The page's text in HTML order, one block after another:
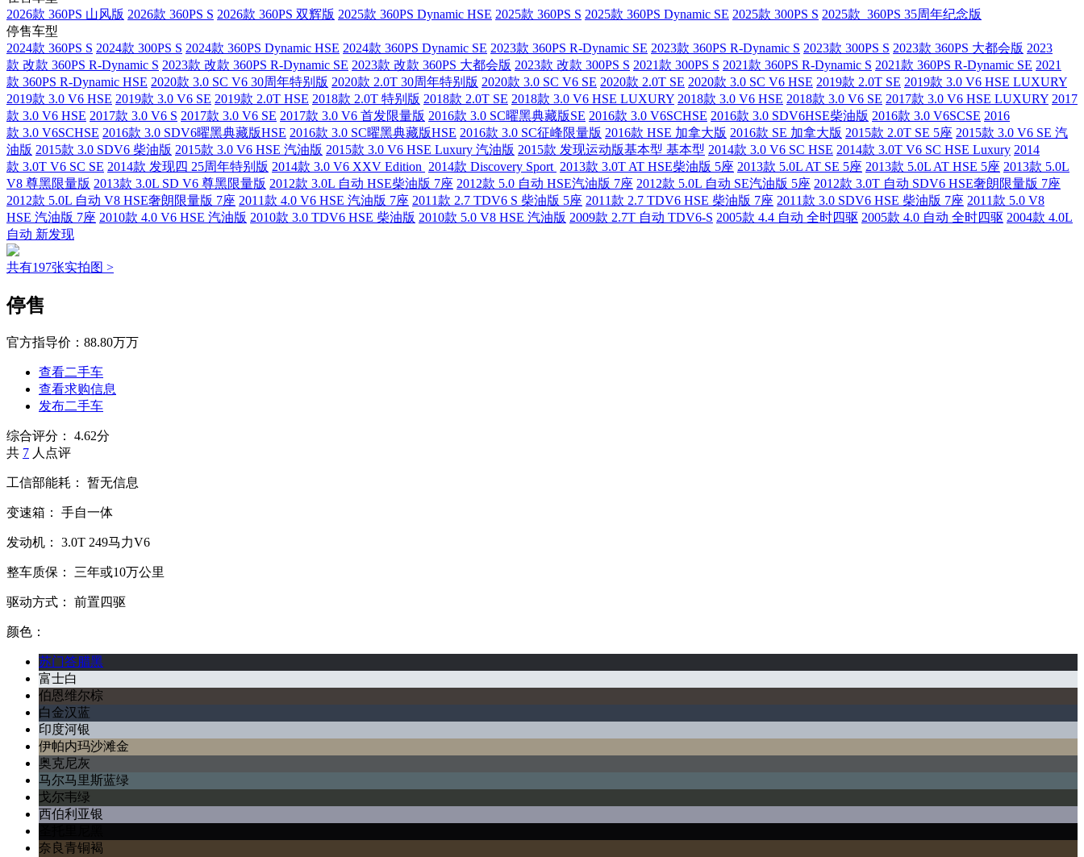
2026款 360PS 山风版 2026款 360PS S 2026款 360PS 双辉版 2025款 360PS Dynamic HSE 2025款 360PS S 2025款 360PS Dynamic SE 2025款 300PS S 2025款 360PS 35周年纪念版
停售车型
2024款 360PS S 2024款 300PS S 2024款 360PS Dynamic HSE 2024款 360PS Dynamic SE 2023款 360PS R-Dynamic SE 2023款 360PS R-Dynamic S 2023款 300PS S 2023款 360PS 大都会版 2023
款 改款 360PS R-Dynamic S 2023款 改款 360PS R-Dynamic SE 2023款 改款 360PS 大都会版 2023款 改款 300PS S 2021款 300PS S 2021款 360PS R-Dynamic S 2021款 360PS R-Dynamic SE 2021
款 360PS R-Dynamic HSE 2020款 3.0 SC V6 30周年特别版 2020款 2.0T 30周年特别版 2020款 3.0 SC V6 SE 2020款 2.0T SE 2020款 3.0 SC V6 HSE 2019款 2.0T SE 2019款 3.0 V6 HSE LUXURY
2019款 3.0 V6 HSE 2019款 3.0 V6 SE 2019款 2.0T HSE 2018款 2.0T 特别版 2018款 2.0T SE 2018款 3.0 V6 HSE LUXURY 2018款 3.0 V6 HSE 2018款 3.0 V6 SE 2017款 3.0 V6 HSE LUXURY 2017
款 3.0 V6 HSE 2017款 3.0 V6 S 2017款 3.0 V6 SE 2017款 3.0 V6 首发限量版 2016款 3.0 SC曜黑典藏版SE 2016款 3.0 V6SCHSE 2016款 3.0 SDV6HSE柴油版 2016款 3.0 V6SCSE 2016
款 3.0 V6SCHSE 2016款 3.0 SDV6曜黑典藏版HSE 2016款 3.0 SC曜黑典藏版HSE 2016款 3.0 SC征峰限量版 2016款 HSE 加拿大版 2016款 SE 加拿大版 2015款 2.0T SE 5座 2015款 3.0 V6 SE 汽
油版 2015款 3.0 SDV6 柴油版 2015款 3.0 V6 HSE 汽油版 2015款 3.0 V6 HSE Luxury 汽油版 2015款 发现运动版基本型 基本型 2014款 3.0 V6 SC HSE 2014款 3.0T V6 SC HSE Luxury 2014
款 3.0T V6 SC SE 2014款 发现四 25周年特别版 2014款 3.0 V6 XXV Edition 2014款 Discovery Sport 2013款 3.0T AT HSE柴油版 5座 2013款 5.0L AT SE 5座 2013款 5.0L AT HSE 5座 2013款 5.0L
V8 尊黑限量版 2013款 3.0L SD V6 尊黑限量版 2012款 3.0L 自动 HSE柴油版 7座 2012款 5.0 自动 HSE汽油版 7座 2012款 5.0L 自动 SE汽油版 5座 2012款 3.0T 自动 SDV6 HSE奢朗限量版 7座
2012款 5.0L 自动 V8 HSE奢朗限量版 7座 2011款 4.0 V6 HSE 汽油版 7座 2011款 2.7 TDV6 S 柴油版 5座 2011款 2.7 TDV6 HSE 柴油版 7座 2011款 3.0 SDV6 HSE 柴油版 7座 2011款 5.0 V8
HSE 汽油版 7座 2010款 4.0 V6 HSE 汽油版 2010款 3.0 TDV6 HSE 柴油版 2010款 5.0 V8 HSE 汽油版 2009款 2.7T 自动 TDV6-S 2005款 4.4 自动 全时四驱 2005款 4.0 自动 全时四驱 2004款 4.0L
自动 新发现
共有197张实拍图 >
停售
官方指导价： 88.80万万
查看二手车
查看求购信息
发布二手车
综合评分：
4.62分
共 7 人点评
工信部能耗： 暂无信息
变速箱： 手自一体
发动机： 3.0T 249马力V6
整车质保： 三年或10万公里
驱动方式： 前置四驱
颜色：
苏门答腊黑
富士白
伯恩维尔棕
白金汉蓝
印度河银
伊帕内玛沙滩金
奥克尼灰
马尔马里斯蓝绿
戈尔韦绿
西伯利亚银
奈良青铜褐